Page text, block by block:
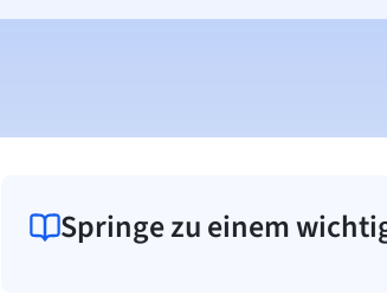
Springe zu einem